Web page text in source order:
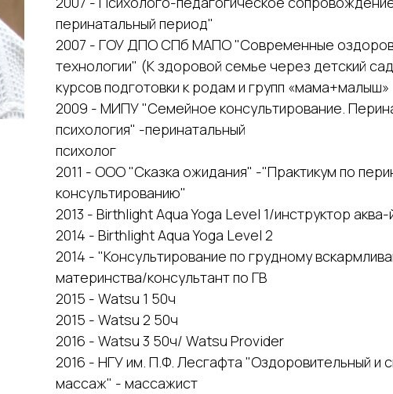
перинатальный период"
2007 - ГОУ ДПО СПб МАПО "Современные
технологии" (К здоровой семье через детский
курсов подготовки к родам и групп «мама+малыш»
2009 - МИПУ "Семейное консультирование.
психология" -перинатальный
психолог
2011 - ООО "Сказка ожидания" -"Практикум по
консультированию"
2013 - Birthlight Aqua Yoga Level 1/инструктор аква-
2014 - Birthlight Aqua Yoga Level 2
2014 - "Консультирование по грудному
материнства/консультант по ГВ
2015 - Watsu 1 50ч
2015 - Watsu 2 50ч
2016 - Watsu 3 50ч/ Watsu Provider
2016 - НГУ им. П.Ф. Лесгафта "Оздоровительный и
массаж" - массажист